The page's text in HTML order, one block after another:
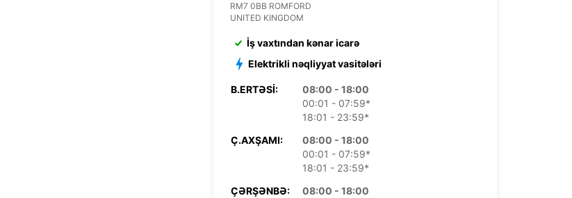
RM7 0BB ROMFORD
UNITED KINGDOM
İş vaxtından kənar icarə
Elektrikli nəqliyyat vasitələri
B.ERTƏSI:
08:00 - 18:00
00:01 - 07:59*
18:01 - 23:59*
Ç.AXŞAMI:
08:00 - 18:00
00:01 - 07:59*
18:01 - 23:59*
ÇƏRŞƏNBƏ:
08:00 - 18:00